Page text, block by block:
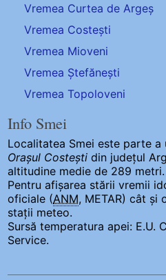
Vremea Curtea de Argeș
Vremea Costești
Vremea Mioveni
Vremea Ștefănești
Vremea Topoloveni
Info Smei
Localitatea Smei este parte a
Orașul Costești din județul
altitudine medie de 289 metri.
Pentru afișarea stării vremii
oficiale (ANM, METAR) cât și
stații meteo.
Sursă temperatura apei: E.U.
Service.